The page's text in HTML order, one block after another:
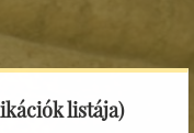
listája)